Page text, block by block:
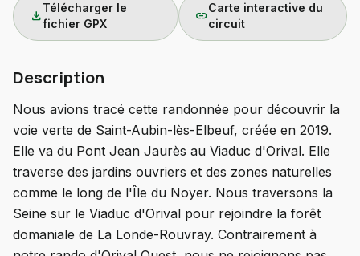
download
Télécharger le
fichier GPX
link
Carte interactive du
circuit
Description
Nous avions tracé cette randonnée pour découvrir la
voie verte de Saint-Aubin-lès-Elbeuf, créée en 2019.
Elle va du Pont Jean Jaurès au Viaduc d'Orival. Elle
traverse des jardins ouvriers et des zones naturelles
comme le long de l'Île du Noyer. Nous traversons la
Seine sur le Viaduc d'Orival pour rejoindre la forêt
domaniale de La Londe-Rouvray. Contrairement à